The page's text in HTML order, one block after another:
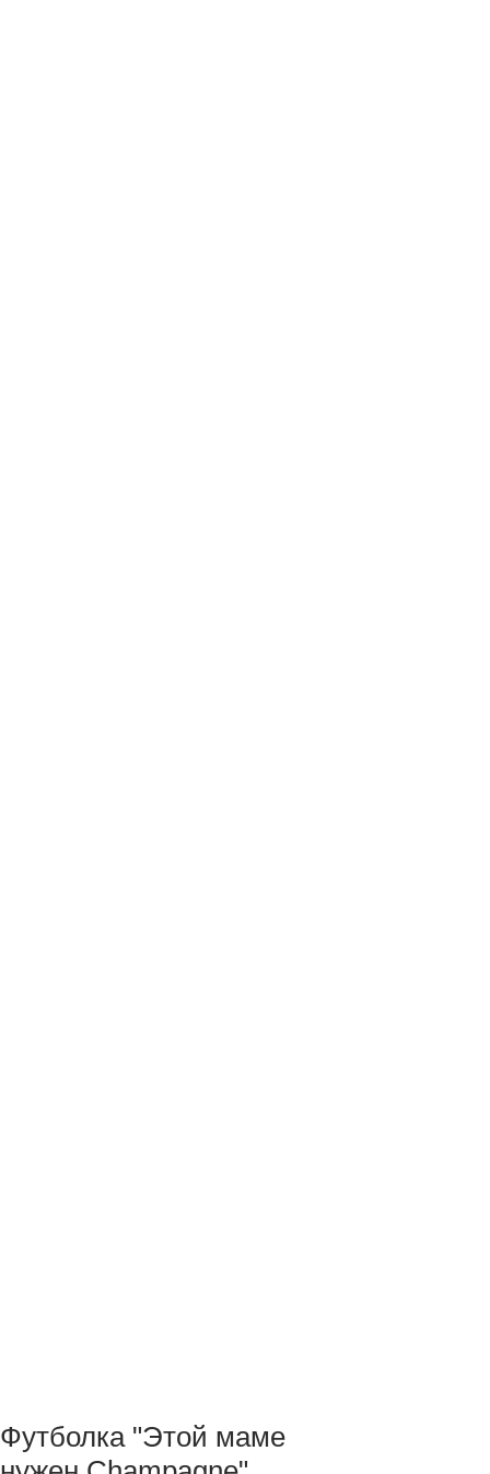
Футболка "Этой маме